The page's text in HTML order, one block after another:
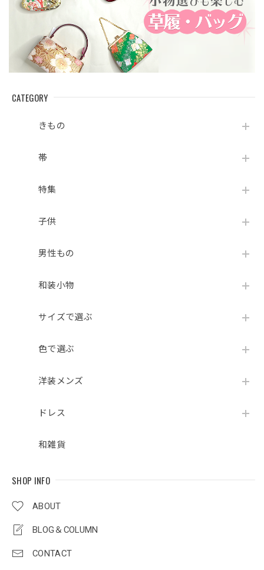
CATEGORY
きもの
帯
特集
子供
男性もの
和装小物
サイズで選ぶ
色で選ぶ
洋装メンズ
ドレス
和雑貨
SHOP INFO
ABOUT
BLOG＆COLUMN
CONTACT